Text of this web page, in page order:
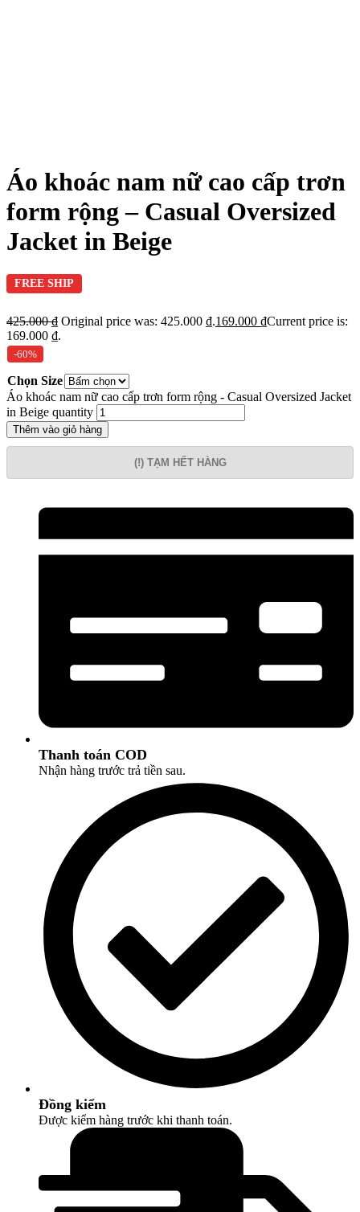
Áo khoác nam nữ cao cấp trơn
form rộng – Casual Oversized
Jacket in Beige
FREE SHIP
425.000₫ Original price was: 425.000 ₫.169.000 ₫Current price is:
169.000 ₫.
-60%
Chọn Size
Áo khoác nam nữ cao cấp trơn form rộng - Casual Oversized Jacket
in Beige quantity
Thêm vào giỏ hàng
(!) TẠM HẾT HÀNG
Thanh toán COD
Nhận hàng trước trả tiền sau.
Đồng kiểm
Được kiểm hàng trước khi thanh toán.